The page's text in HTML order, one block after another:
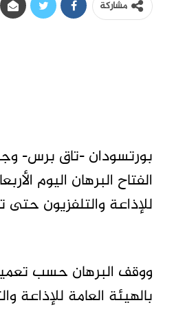
مشاركة
بورتسودان -تاق برس-
الفتاح البرهان اليوم
للإذاعة والتلفزيون
ووقف البرهان حسب
بالهيئة العامة للإذاعة